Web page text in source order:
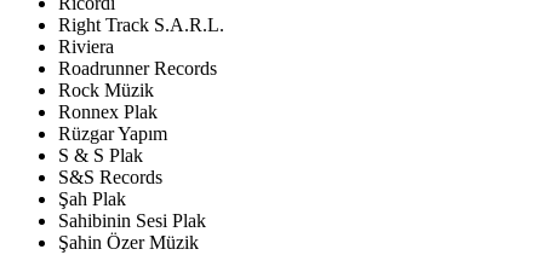
Right Track S.A.R.L.
Riviera
Roadrunner Records
Rock Müzik
Ronnex Plak
Rüzgar Yapım
S & S Plak
S&S Records
Şah Plak
Sahibinin Sesi Plak
Şahin Özer Müzik